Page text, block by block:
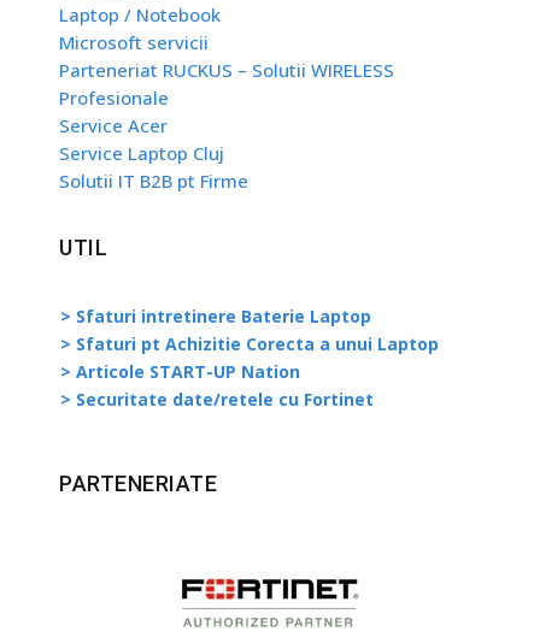
Laptop / Notebook
Microsoft servicii
Parteneriat RUCKUS – Solutii WIRELESS
Profesionale
Service Acer
Service Laptop Cluj
Solutii IT B2B pt Firme
UTIL
> Sfaturi intretinere Baterie Laptop
> Sfaturi pt Achizitie Corecta a unui Laptop
> Articole START-UP Nation
> Securitate date/retele cu Fortinet
PARTENERIATE